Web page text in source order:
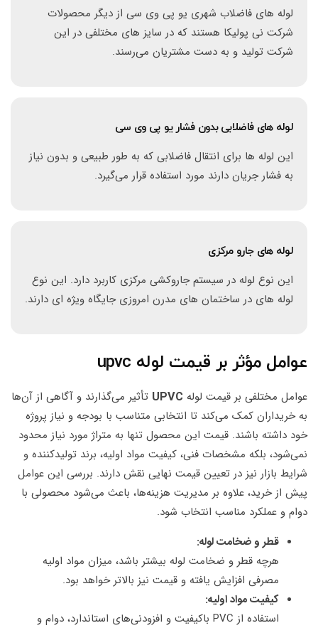
لوله های فاضلاب شهری یو پی وی سی از دیگر محصولات
شرکت نی پولیکا هستند که در سایز های مختلفی در این
شرکت تولید و به دست مشتریان می‌رسند.
لوله های فاضلابی بدون فشار یو پی وی سی
این لوله ها برای انتقال فاضلابی که به طور طبیعی و بدون نیاز
به فشار جریان دارند مورد استفاده قرار می‌گیرد.
لوله های جارو مرکزی
این نوع لوله در سیستم جاروکشی مرکزی کاربرد دارد. این نوع
لوله های در ساختمان های مدرن امروزی جایگاه ویژه ای دارند.
عوامل مؤثر بر قیمت لوله upvc
عوامل مختلفی بر قیمت لوله UPVC تأثیر می‌گذارند و آگاهی از آن‌ها
به خریداران کمک می‌کند تا انتخابی متناسب با بودجه و نیاز پروژه
خود داشته باشند. قیمت این محصول تنها به متراژ مورد نیاز محدود
نمی‌شود، بلکه مشخصات فنی، کیفیت مواد اولیه، برند تولیدکننده و
شرایط بازار نیز در تعیین قیمت نهایی نقش دارند. بررسی این عوامل
پیش از خرید، علاوه بر مدیریت هزینه‌ها، باعث می‌شود محصولی با
دوام و عملکرد مناسب انتخاب شود.
قطر و ضخامت لوله:
هرچه قطر و ضخامت لوله بیشتر باشد، میزان مواد اولیه
مصرفی افزایش یافته و قیمت نیز بالاتر خواهد بود.
کیفیت مواد اولیه:
استفاده از PVC باکیفیت و افزودنی‌های استاندارد، دوام و